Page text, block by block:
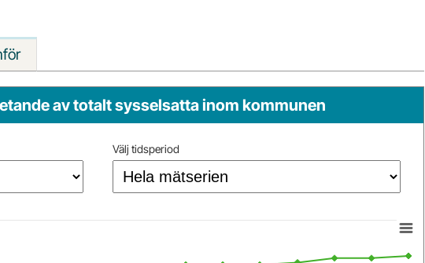
av totalt sysselsatta inom kommunen
Välj tidsperiod